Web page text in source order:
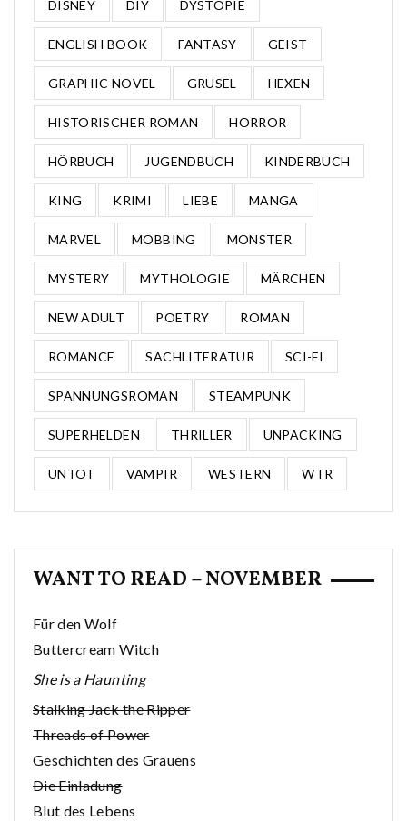
DISNEY DIY DYSTOPIE
ENGLISH BOOK FANTASY GEIST
GRAPHIC NOVEL GRUSEL HEXEN
HISTORISCHER ROMAN HORROR
HÖRBUCH JUGENDBUCH KINDERBUCH
KING KRIMI LIEBE MANGA
MARVEL MOBBING MONSTER
MYSTERY MYTHOLOGIE MÄRCHEN
NEW ADULT POETRY ROMAN
ROMANCE SACHLITERATUR SCI-FI
SPANNUNGSROMAN STEAMPUNK
SUPERHELDEN THRILLER UNPACKING
UNTOT VAMPIR WESTERN WTR
WANT TO READ – NOVEMBER
Für den Wolf
Buttercream Witch
She is a Haunting
Stalking Jack the Ripper
Threads of Power
Geschichten des Grauens
Die Einladung
Blut des Lebens